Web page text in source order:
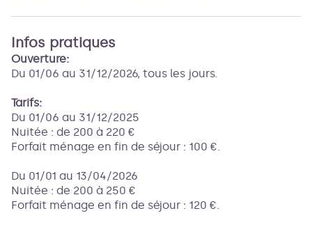
Infos pratiques
Ouverture:
Du 01/06 au 31/12/2026, tous les jours.
Tarifs:
Du 01/06 au 31/12/2025
Nuitée : de 200 à 220 €
Forfait ménage en fin de séjour : 100 €.
Du 01/01 au 13/04/2026
Nuitée : de 200 à 250 €
Forfait ménage en fin de séjour : 120 €.